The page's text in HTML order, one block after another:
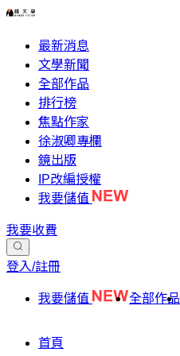
最新消息
文學新聞
全部作品
排行榜
焦點作家
徐淑卿專欄
鏡出版
IP改編授權
我要儲值
我要收費
登入/註冊
我要儲值 全部作品
首頁